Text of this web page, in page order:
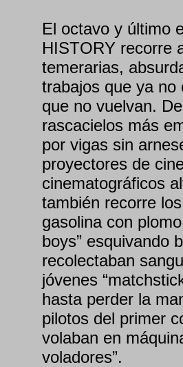
El octavo y último
HISTORY recorre
temerarias,
trabajos que ya
que no vuelvan.
rascacielos más
por vigas sin
proyectores de
cinematográficos
también recorre
gasolina con
boys” esquivando
recolectaban
jóvenes
hasta perder la
pilotos del primer
volaban en
voladores”.